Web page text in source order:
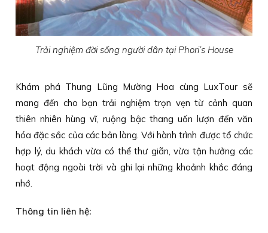
Trải nghiệm đời sống người dân tại Phori’s House
Khám phá Thung Lũng Mường Hoa cùng LuxTour sẽ
mang đến cho bạn trải nghiệm trọn vẹn từ cảnh quan
thiên nhiên hùng vĩ, ruộng bậc thang uốn lượn đến văn
hóa đặc sắc của các bản làng. Với hành trình được tổ chức
hợp lý, du khách vừa có thể thư giãn, vừa tận hưởng các
hoạt động ngoài trời và ghi lại những khoảnh khắc đáng
nhớ.
Thông tin liên hệ: